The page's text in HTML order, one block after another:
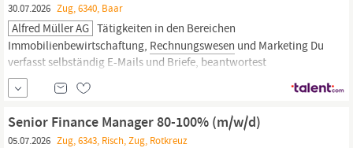
30.07.2026 Zug, 6340, Baar
Alfred Müller AG Tätigkeiten in den Bereichen
Immobilienbewirtschaftung, Rechnungswesen und Marketing Du
verfasst selbständig E-Mails und Briefe, beantwortest
Kundenanfragen persönlich und am Telefon Du nimmst die Post
entgegen, hilfst beim Sortieren mit und verteilst Briefe an die
entsprechenden Mitarbeitenden Du aktualisierst Inhalte in
unserer Kundendatenbank DEIN...
Senior Finance Manager 80-100% (m/w/d)
05.07.2026 Zug, 6343, Risch, Zug, Rotkreuz